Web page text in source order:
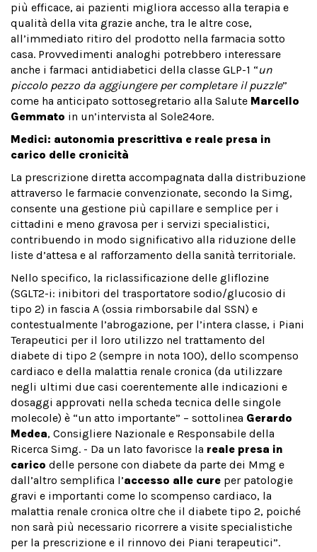
più efficace, ai pazienti migliora accesso alla terapia e
qualità della vita grazie anche, tra le altre cose,
all’immediato ritiro del prodotto nella farmacia sotto
casa. Provvedimenti analoghi potrebbero interessare
anche i farmaci antidiabetici della classe GLP-1 “un
piccolo pezzo da aggiungere per completare il puzzle”
come ha anticipato sottosegretario alla Salute Marcello
Gemmato in un’intervista al Sole24ore.
Medici: autonomia prescrittiva e reale presa in
carico delle cronicità
La prescrizione diretta accompagnata dalla distribuzione
attraverso le farmacie convenzionate, secondo la Simg,
consente una gestione più capillare e semplice per i
cittadini e meno gravosa per i servizi specialistici,
contribuendo in modo significativo alla riduzione delle
liste d’attesa e al rafforzamento della sanità territoriale.
Nello specifico, la riclassificazione delle gliflozine
(SGLT2-i: inibitori del trasportatore sodio/glucosio di
tipo 2) in fascia A (ossia rimborsabile dal SSN) e
contestualmente l’abrogazione, per l’intera classe, i Piani
Terapeutici per il loro utilizzo nel trattamento del
diabete di tipo 2 (sempre in nota 100), dello scompenso
cardiaco e della malattia renale cronica (da utilizzare
negli ultimi due casi coerentemente alle indicazioni e
dosaggi approvati nella scheda tecnica delle singole
molecole) è “un atto importante” – sottolinea Gerardo
Medea, Consigliere Nazionale e Responsabile della
Ricerca Simg. - Da un lato favorisce la reale presa in
carico delle persone con diabete da parte dei Mmg e
dall’altro semplifica l’accesso alle cure per patologie
gravi e importanti come lo scompenso cardiaco, la
malattia renale cronica oltre che il diabete tipo 2, poiché
non sarà più necessario ricorrere a visite specialistiche
per la prescrizione e il rinnovo dei Piani terapeutici”.